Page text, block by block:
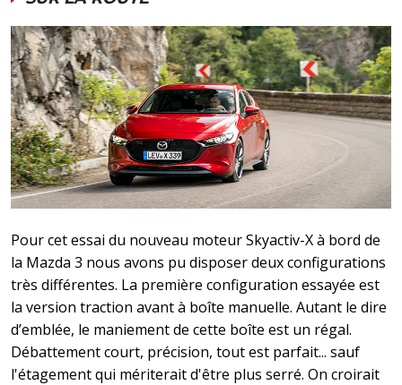
Pour cet essai du nouveau moteur Skyactiv-X à bord de
la Mazda 3 nous avons pu disposer deux configurations
très différentes. La première configuration essayée est
la version traction avant à boîte manuelle. Autant le dire
d’emblée, le maniement de cette boîte est un régal.
Débattement court, précision, tout est parfait... sauf
l'étagement qui mériterait d'être plus serré. On croirait